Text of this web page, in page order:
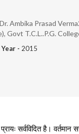
Ambika Prasad
Govt T.C.L..P.G.
- 2015
सर्वविदित है।